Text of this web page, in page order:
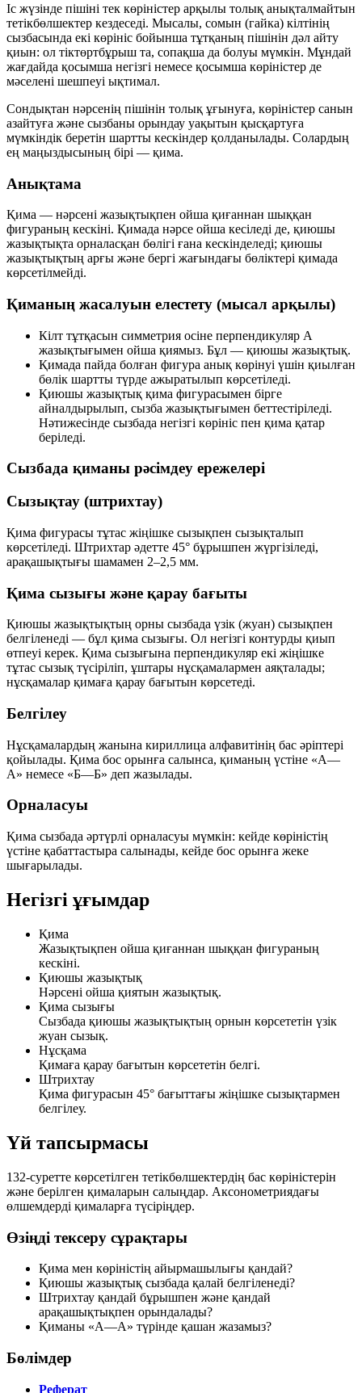
Іс жүзінде пішіні тек көріністер арқылы толық анықталмайтын
тетікбөлшектер кездеседі. Мысалы, сомын (гайка) кілтінің
сызбасында екі көрініс бойынша тұтқаның пішінін дәл айту
қиын: ол тіктөртбұрыш та, сопақша да болуы мүмкін. Мұндай
жағдайда қосымша негізгі немесе қосымша көріністер де
мәселені шешпеуі ықтимал.
Сондықтан нәрсенің пішінін толық ұғынуға, көріністер санын
азайтуға және сызбаны орындау уақытын қысқартуға
мүмкіндік беретін шартты кескіндер қолданылады. Солардың
ең маңыздысының бірі — қима.
Анықтама
Қима — нәрсені жазықтықпен ойша қиғаннан шыққан
фигураның кескіні. Қимада нәрсе ойша кесіледі де, қиюшы
жазықтықта орналасқан бөлігі ғана кескінделеді; қиюшы
жазықтықтың арғы және бергі жағындағы бөліктері қимада
көрсетілмейді.
Қиманың жасалуын елестету (мысал арқылы)
Кілт тұтқасын симметрия осіне перпендикуляр A
жазықтығымен ойша қиямыз. Бұл — қиюшы жазықтық.
Қимада пайда болған фигура анық көрінуі үшін қиылған
бөлік шартты түрде ажыратылып көрсетіледі.
Қиюшы жазықтық қима фигурасымен бірге
айналдырылып, сызба жазықтығымен беттестіріледі.
Нәтижесінде сызбада негізгі көрініс пен қима қатар
беріледі.
Сызбада қиманы рәсімдеу ережелері
Сызықтау (штрихтау)
Қима фигурасы тұтас жіңішке сызықпен сызықталып
көрсетіледі. Штрихтар әдетте 45° бұрышпен жүргізіледі,
арақашықтығы шамамен 2–2,5 мм.
Қима сызығы және қарау бағыты
Қиюшы жазықтықтың орны сызбада үзік (жуан) сызықпен
белгіленеді — бұл қима сызығы. Ол негізгі контурды қиып
өтпеуі керек. Қима сызығына перпендикуляр екі жіңішке
тұтас сызық түсіріліп, ұштары нұсқамалармен аяқталады;
нұсқамалар қимаға қарау бағытын көрсетеді.
Белгілеу
Нұсқамалардың жанына кириллица алфавитінің бас әріптері
қойылады. Қима бос орынға салынса, қиманың үстіне «А—
А» немесе «Б—Б» деп жазылады.
Орналасуы
Қима сызбада әртүрлі орналасуы мүмкін: кейде көріністің
үстіне қабаттастыра салынады, кейде бос орынға жеке
шығарылады.
Негізгі ұғымдар
Қима
Жазықтықпен ойша қиғаннан шыққан фигураның
кескіні.
Қиюшы жазықтық
Нәрсені ойша қиятын жазықтық.
Қима сызығы
Сызбада қиюшы жазықтықтың орнын көрсететін үзік
жуан сызық.
Нұсқама
Қимаға қарау бағытын көрсететін белгі.
Штрихтау
Қима фигурасын 45° бағыттағы жіңішке сызықтармен
белгілеу.
Үй тапсырмасы
132-суретте көрсетілген тетікбөлшектердің бас көріністерін
және берілген қималарын салыңдар. Аксонометриядағы
өлшемдерді қималарға түсіріңдер.
Өзіңді тексеру сұрақтары
Қима мен көріністің айырмашылығы қандай?
Қиюшы жазықтық сызбада қалай белгіленеді?
Штрихтау қандай бұрышпен және қандай
арақашықтықпен орындалады?
Қиманы «А—А» түрінде қашан жазамыз?
Бөлімдер
Реферат